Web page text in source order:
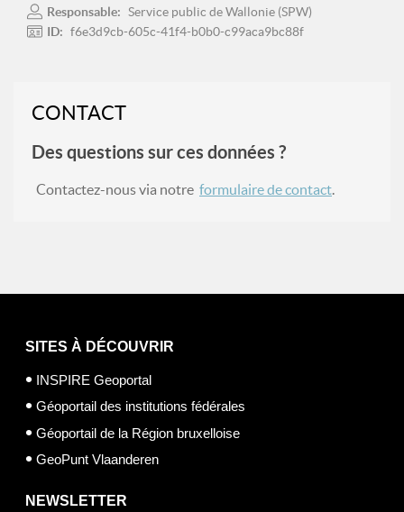
Responsable: Service public de Wallonie (SPW)
ID: f6e3d9cb-605c-41f4-b0b0-c99aca9bc88f
CONTACT
Des questions sur ces données ?
Contactez-nous via notre formulaire de contact.
SITES À DÉCOUVRIR
INSPIRE Geoportal
Géoportail des institutions fédérales
Géoportail de la Région bruxelloise
GeoPunt Vlaanderen
NEWSLETTER